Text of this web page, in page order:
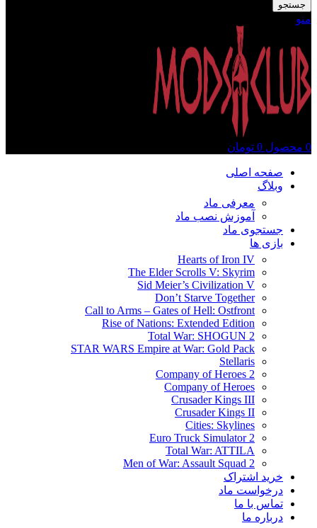
جستجو
منو
0 محصول 0 تومان
صفحه اصلی
وبلاگ
معرفی ماد
آموزش نصب ماد
جستجوی ماد
بازی ها
Hearts of Iron IV
The Elder Scrolls V: Skyrim
Sid Meier’s Civilization V
Don’t Starve Together
Call to Arms – Gates of Hell: Ostfront
Rise of Nations: Extended Edition
Total War: SHOGUN 2
STAR WARS Empire at War: Gold Pack
Stellaris
Company of Heroes 2
Company of Heroes
Crusader Kings III
Crusader Kings II
Cities: Skylines
Euro Truck Simulator 2
Total War: ATTILA
Men of War: Assault Squad 2
خرید اشتراک
درخواست ماد
تماس با ما
درباره ما